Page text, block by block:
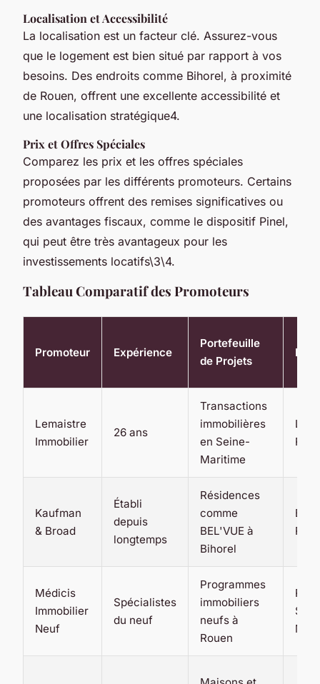
Localisation et Accessibilité
La localisation est un facteur clé. Assurez-vous
que le logement est bien situé par rapport à vos
besoins. Des endroits comme Bihorel, à proximité
de Rouen, offrent une excellente accessibilité et
une localisation stratégique4.
Prix et Offres Spéciales
Comparez les prix et les offres spéciales
proposées par les différents promoteurs. Certains
promoteurs offrent des remises significatives ou
des avantages fiscaux, comme le dispositif Pinel,
qui peut être très avantageux pour les
investissements locatifs\3\4.
Tableau Comparatif des Promoteurs
Promoteur Expérience
Portefeuille
de Projets
Lemaistre
Immobilier
26 ans
Transactions
immobilières
en Seine-
Maritime
Le
Kaufman
& Broad
Établi
depuis
longtemps
Résidences
comme
BEL'VUE à
Bihorel
Médicis
Immobilier
Neuf
Spécialistes
du neuf
Programmes
immobiliers
neufs à
Rouen